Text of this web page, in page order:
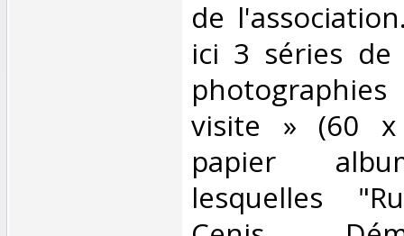
de
ici 3 séries de
visite » (60
papier
lesquelles